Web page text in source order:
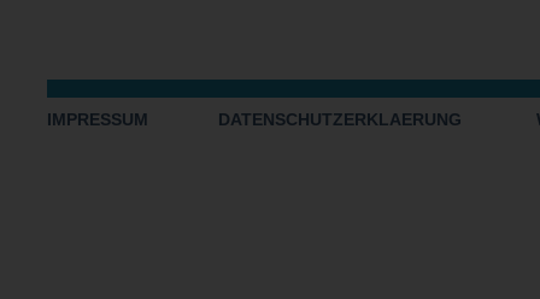
IMPRESSUM DATENSCHUTZERKLAERUNG